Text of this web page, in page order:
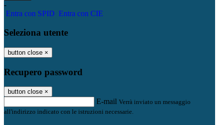
-
Entra con SPID Entra con CIE
Seleziona utente
button close ×
Recupero password
button close ×
E-mail Verrà inviato un messaggio
all'indirizzo indicato con le istruzioni necessarie.